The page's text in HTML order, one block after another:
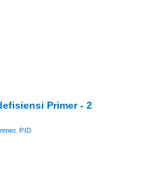
Primer - 2
, PID